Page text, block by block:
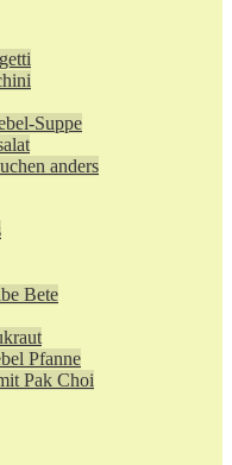
Suppe
anders
Bete
Pfanne
Pak Choi